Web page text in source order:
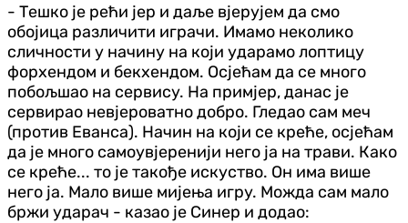
- Тешко је рећи јер и даље вјерујем да смо
обојица различити играчи. Имамо неколико
сличности у начину на који ударамо лоптицу
форхендом и бекхендом. Осјећам да се много
побољшао на сервису. На примјер, данас је
сервирао невјероватно добро. Гледао сам меч
(против Еванса). Начин на који се креће, осјећам
да је много самоувјеренији него ја на трави. Како
се креће... то је такође искуство. Он има више
него ја. Мало више мијења игру. Можда сам мало
бржи ударач - казао је Синер и додао: